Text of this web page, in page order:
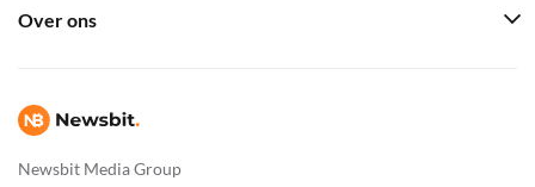
Newsbit Media Group
Over ons